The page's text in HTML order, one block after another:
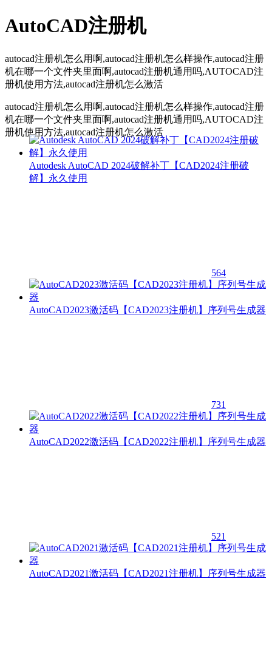
AutoCAD注册机
autocad注册机怎么用啊,autocad注册机怎么样操作,autocad注册
机在哪一个文件夹里面啊,autocad注册机通用吗,AUTOCAD注
册机使用方法,autocad注册机怎么激活
autocad注册机怎么用啊,autocad注册机怎么样操作,autocad注册
机在哪一个文件夹里面啊,autocad注册机通用吗,AUTOCAD注
册机使用方法,autocad注册机怎么激活
Autodesk AutoCAD 2024破解补丁【CAD2024注册破
解】永久使用
564
AutoCAD2023激活码【CAD2023注册机】序列号生成器
731
AutoCAD2022激活码【CAD2022注册机】序列号生成器
521
AutoCAD2021激活码【CAD2021注册机】序列号生成器